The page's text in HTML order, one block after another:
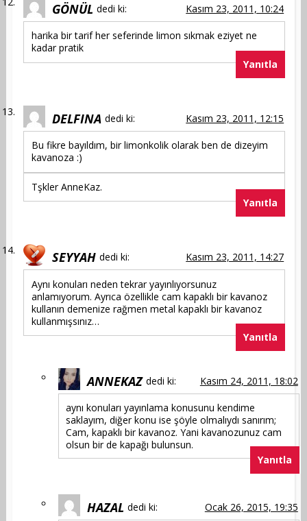
GÖNÜL dedi ki: Kasım 23, 2011, 10:24
harika bir tarif her seferinde limon sıkmak eziyet ne
kadar pratik
Yanıtla
DELFINA dedi ki: Kasım 23, 2011, 12:15
Bu fikre bayıldım, bir limonkolik olarak ben de dizeyim
kavanoza :)
Tşkler AnneKaz.
Yanıtla
SEYYAH dedi ki: Kasım 23, 2011, 14:27
Aynı konuları neden tekrar yayınlıyorsunuz
anlamıyorum. Ayrıca özellikle cam kapaklı bir kavanoz
kullanın demenize rağmen metal kapaklı bir kavanoz
kullanmışsınız…
Yanıtla
ANNEKAZ dedi ki: Kasım 24, 2011, 18:02
aynı konuları yayınlama konusunu kendime
saklayım, diğer konu ise şöyle olmalıydı sanırım;
Cam, kapaklı bir kavanoz. Yani kavanozunuz cam
olsun bir de kapağı bulunsun.
Yanıtla
HAZAL dedi ki: Ocak 26, 2015, 19:35